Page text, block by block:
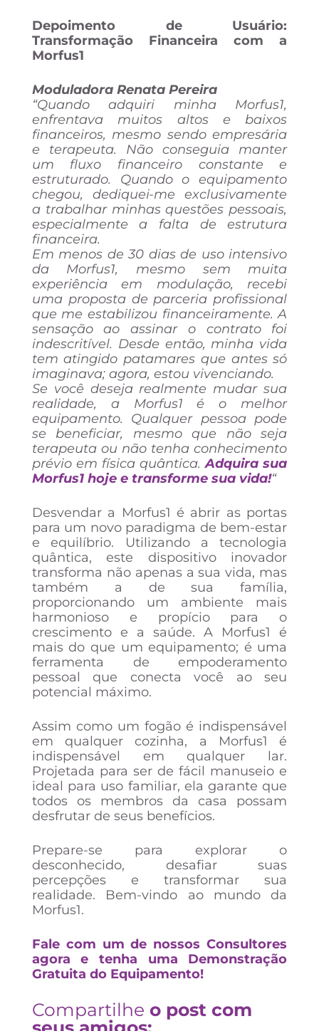
Depoimento de Usuário:
Transformação Financeira com a
Morfus1
Moduladora Renata Pereira
“Quando adquiri minha Morfus1,
enfrentava muitos altos e baixos
financeiros, mesmo sendo empresária
e terapeuta. Não conseguia manter
um fluxo financeiro constante e
estruturado. Quando o equipamento
chegou, dediquei-me exclusivamente
a trabalhar minhas questões pessoais,
especialmente a falta de estrutura
financeira.
Em menos de 30 dias de uso intensivo
da Morfus1, mesmo sem muita
experiência em modulação, recebi
uma proposta de parceria profissional
que me estabilizou financeiramente. A
sensação ao assinar o contrato foi
indescritível. Desde então, minha vida
tem atingido patamares que antes só
imaginava; agora, estou vivenciando.
Se você deseja realmente mudar sua
realidade, a Morfus1 é o melhor
equipamento. Qualquer pessoa pode
se beneficiar, mesmo que não seja
terapeuta ou não tenha conhecimento
prévio em física quântica.Adquira sua
Morfus1 hoje e transforme sua vida!“
Desvendar a Morfus1 é abrir as portas
para um novo paradigma de bem-estar
e equilíbrio. Utilizando a tecnologia
quântica, este dispositivo inovador
transforma não apenas a sua vida, mas
também a de sua família,
proporcionando um ambiente mais
harmonioso e propício para o
crescimento e a saúde. A Morfus1 é
mais do que um equipamento; é uma
ferramenta de empoderamento
pessoal que conecta você ao seu
potencial máximo.
Assim como um fogão é indispensável
em qualquer cozinha, a Morfus1 é
indispensável em qualquer lar.
Projetada para ser de fácil manuseio e
ideal para uso familiar, ela garante que
todos os membros da casa possam
desfrutar de seus benefícios.
Prepare-se para explorar o
desconhecido, desafiar suas
percepções e transformar sua
realidade. Bem-vindo ao mundo da
Morfus1.
Fale com um de nossos Consultores
agora e tenha uma Demonstração
Gratuita do Equipamento!
Compartilhe o post com